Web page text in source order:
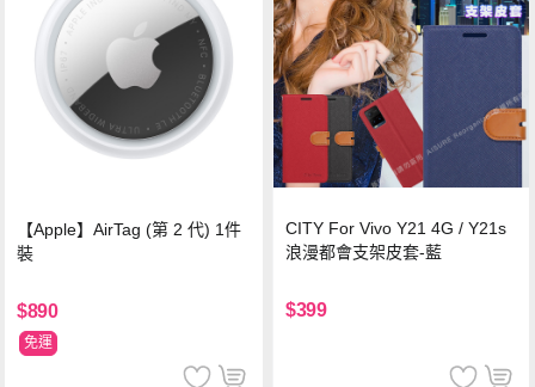
【Apple】AirTag (第 2 代) 1件
裝
$890
免運
CITY For Vivo Y21 4G / Y21s
浪漫都會支架皮套-藍
$399